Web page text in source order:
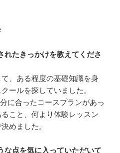
れたきっかけを教えてくださ
、ある程度の基礎知識を身
ールを探していました。
に合ったコースプランがあっ
こと、何より体験レッスン
めました。
な点を気に入っていただいて